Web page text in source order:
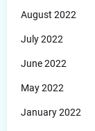
August 2022
July 2022
June 2022
May 2022
January 2022